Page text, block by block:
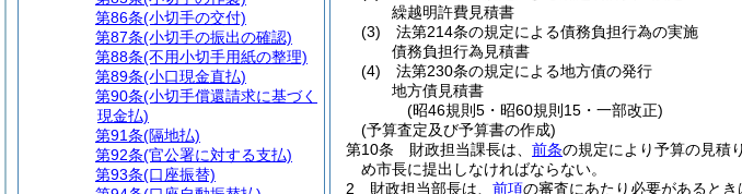
繰越明許費見積書
(3)
法第214条の規定による債務負担行為の実施
債務負担行為見積書
(4)
法第230条の規定による地方債の発行
地方債見積書
(昭46規則5・昭60規則15・一部改正)
(予算査定及び予算書の作成)
第10条
財政担当課長は、 前条の規定により予算の見積
め市長に提出しなければならない。
2
財政担当部長は、 前項の審査にあたり必要があるとき
第86条(小切手の交付)
第87条(小切手の振出の確認)
第88条(不用小切手用紙の整理)
第89条(小口現金直払)
第90条(小切手償還請求に基づく
現金払)
第91条(隔地払)
第92条(官公署に対する支払)
第93条(口座振替)